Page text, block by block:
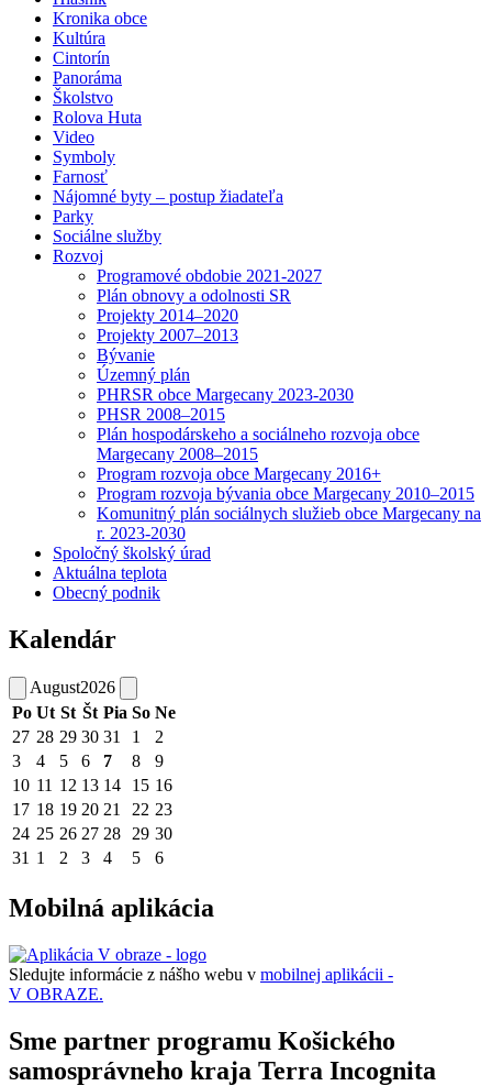
Kronika obce
Kultúra
Cintorín
Panoráma
Školstvo
Rolova Huta
Video
Symboly
Farnosť
Nájomné byty – postup žiadateľa
Parky
Sociálne služby
Rozvoj
Programové obdobie 2021-2027
Plán obnovy a odolnosti SR
Projekty 2014–2020
Projekty 2007–2013
Bývanie
Územný plán
PHRSR obce Margecany 2023-2030
PHSR 2008–2015
Plán hospodárskeho a sociálneho rozvoja obce
Margecany 2008–2015
Program rozvoja obce Margecany 2016+
Program rozvoja bývania obce Margecany 2010–2015
Komunitný plán sociálnych služieb obce Margecany na
r. 2023-2030
Spoločný školský úrad
Aktuálna teplota
Obecný podnik
Kalendár
August2026
Po Ut St Št Pia So Ne
27 28 29 30 31 1
2
3
4 5 6 7 8
9
10 11 12 13 14 15 16
17 18 19 20 21 22 23
24 25 26 27 28 29 30
31 1 2 3 4 5 6
Mobilná aplikácia
Sledujte informácie z nášho webu v mobilnej aplikácii -
V OBRAZE.
Sme partner programu Košického
samosprávneho kraja Terra Incognita